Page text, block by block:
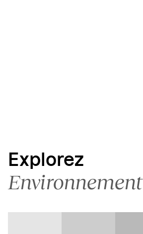
Explorez
Environnement